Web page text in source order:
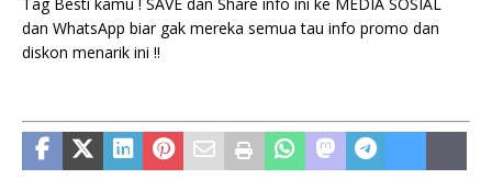
dan WhatsApp biar gak mereka semua tau info promo dan
diskon menarik ini !!